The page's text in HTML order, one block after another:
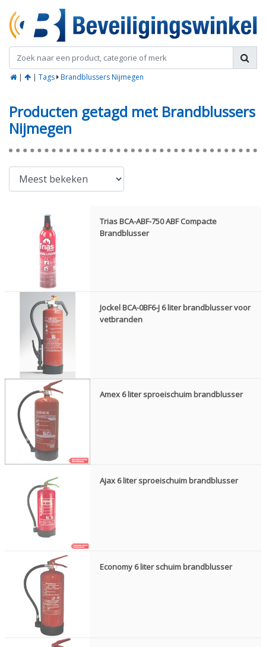
| | Tags Brandblussers Nijmegen
Producten getagd met Brandblussers
Nijmegen
Trias BCA-ABF-750 ABF Compacte
Brandblusser
Jockel BCA-0BF6-J 6 liter brandblusser voor
vetbranden
Amex 6 liter sproeischuim brandblusser
Ajax 6 liter sproeischuim brandblusser
Economy 6 liter schuim brandblusser